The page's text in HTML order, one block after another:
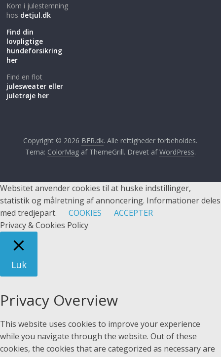
Kom i julestemning
hos detjul.dk
Find din
lovpligtige
hundeforsikring
her
Find en flot
julesweater eller
juletrøje her
Copyright © 2026 BFR.dk. Alle rettigheder forbeholdes.
Tema: ColorMagaf ThemeGrill. Drevet afWordPress.
Websitet anvender cookies til at huske indstillinger,
statistik og målretning af annoncering. Informationer deles
med tredjepart.
COOKIES
ACCEPTER
Privacy & Cookies Policy
Luk
Privacy Overview
This website uses cookies to improve your experience
while you navigate through the website. Out of these
cookies, the cookies that are categorized as necessary are